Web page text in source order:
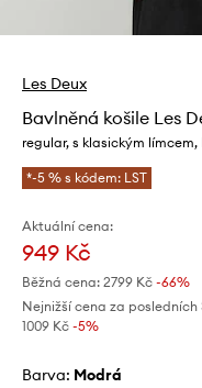
Les Deux
Bavlněná košile Les
regular, s klasickým límcem,
*-5 % s kódem: LST
Aktuální cena:
949 Kč
Běžná cena: 2799 Kč -66%
Nejnižší cena za
1009 Kč -5%
Barva: modrá